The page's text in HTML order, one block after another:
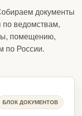
документы
ведомствам,
помещению,
по России.
БЛОК ДОКУМЕНТОВ